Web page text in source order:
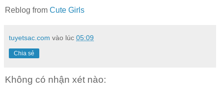
Reblog from Cute Girls
tuyetsac.com vào lúc 05:09
Chia sẻ
Không có nhận xét nào: